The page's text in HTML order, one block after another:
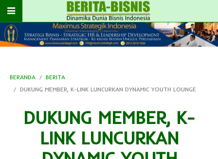
BERANDA
BERITA
DUKUNG MEMBER, K-LINK LUNCURKAN DYNAMIC YOUTH LOUNGE
DUKUNG MEMBER, K-
LINK LUNCURKAN